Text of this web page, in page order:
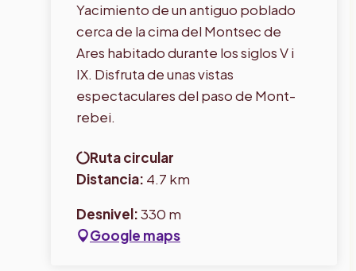
Yacimiento de un antiguo poblado
cerca de la cima del Montsec de
Ares habitado durante los siglos V i
IX. Disfruta de unas vistas
espectaculares del paso de Mont-
rebei.
Ruta circular
Distancia: 4.7 km
Desnivel:330 m
Google maps